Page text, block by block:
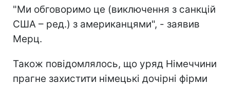
"Ми обговоримо це (виключення з санкцій
США – ред.) з американцями", - заявив
Мерц.
Також повідомлялось, що уряд Німеччини
прагне захистити німецькі дочірні фірми